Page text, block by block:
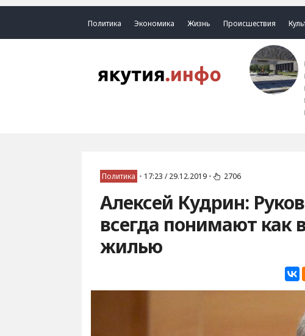
Политика Экономика Жизнь Происшествия
Политика • 17:23 / 29.12.2019 • 2706
Алексей Кудрин:
всегда понимают как
жилью